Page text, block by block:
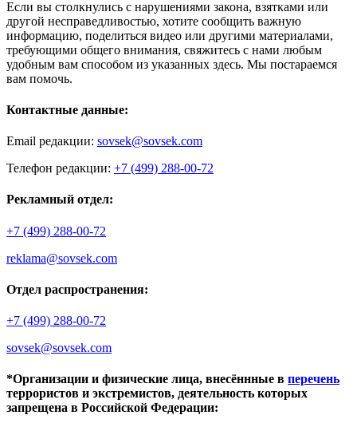
Если вы столкнулись с нарушениями закона, взятками или
другой несправедливостью, хотите сообщить важную
информацию, поделиться видео или другими материалами,
требующими общего внимания, свяжитесь с нами любым
удобным вам способом из указанных здесь. Мы постараемся
вам помочь.
Контактные данные:
Email редакции: sovsek@sovsek.com
Телефон редакции: +7 (499) 288-00-72
Рекламный отдел:
+7 (499) 288-00-72
reklama@sovsek.com
Отдел распространения:
+7 (499) 288-00-72
sovsek@sovsek.com
*Организации и физические лица, внесённные в перечень
террористов и экстремистов, деятельность которых
запрещена в Российской Федерации: